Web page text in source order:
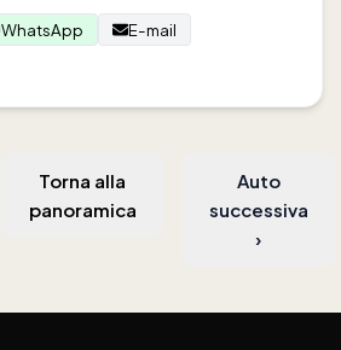
WhatsApp
E-mail
Torna alla
panoramica
Auto
successiva
›